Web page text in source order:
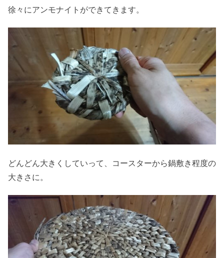
徐々にアンモナイトができてきます。
どんどん大きくしていって、コースターから鍋敷き程度の
大きさに。